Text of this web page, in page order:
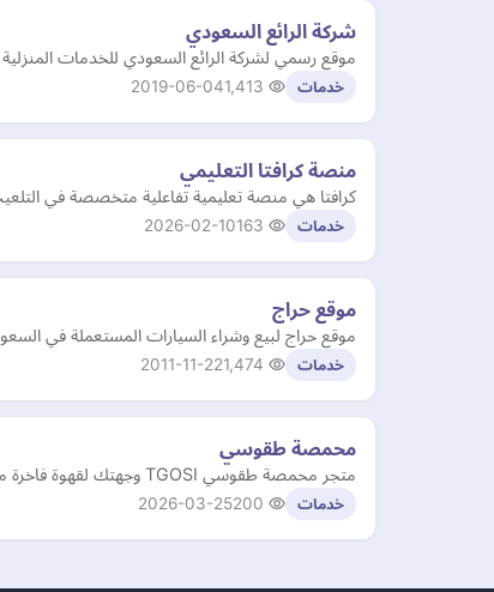
شركة الرائع السعودي
موقع رسمي لشركة الرائع السعودي للخدمات المنزلية
خدمات 2019-06-04
منصة كرافتا التعليمي
كرافتا هي منصة تعليمية تفاعلية متخصصة في
خدمات 2026-02-10
موقع حراج
موقع حراج لبيع وشراء السيارات المستعملة في
خدمات 2011-11-22
محمصة طقوسي
متجر محمصة طقوسي TGOSI وجهتك لقهوة فاخرة منتقاة بعناية وأدوات تحفيز الإبداع والطقوس اكتشف أجود محاصيل القهوة الفاخرة مكائن التحضير الاحترافية
خدمات 2026-03-25